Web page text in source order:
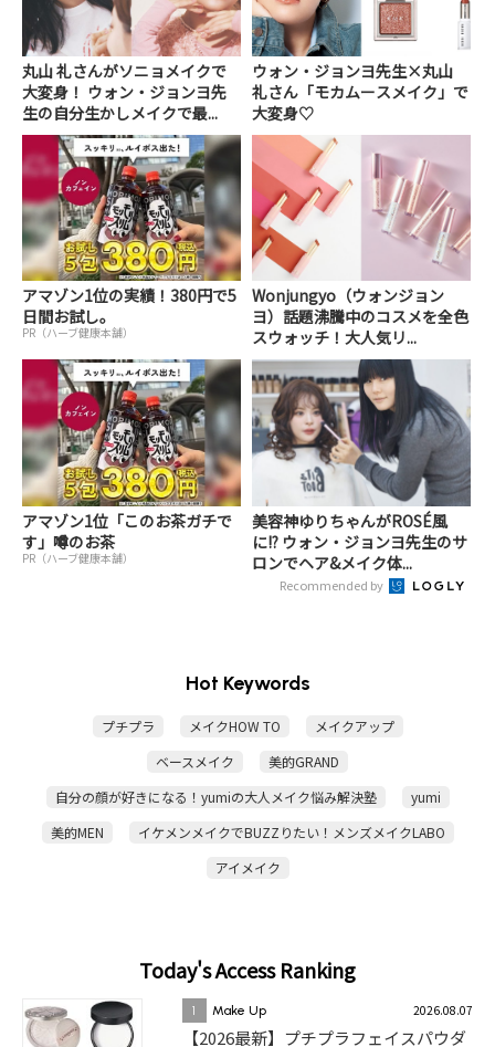
丸山 礼さんがソニョメイクで
大変身！ ウォン・ジョンヨ先
生の自分生かしメイクで最...
ウォン・ジョンヨ先生×丸山
礼さん「モカムースメイク」で
大変身♡
アマゾン1位の実績！380円で5
日間お試し。
PR（ハーブ健康本舗）
Wonjungyo（ウォンジョン
ヨ）話題沸騰中のコスメを全色
スウォッチ！大人気リ...
アマゾン1位「このお茶ガチで
す」噂のお茶
PR（ハーブ健康本舗）
美容神ゆりちゃんがROSÉ風
に!? ウォン・ジョンヨ先生のサ
ロンでヘア&メイク体...
Recommended by
Hot Keywords
プチプラ メイクHOW TO
メイクアップ
ベースメイク
美的GRAND
自分の顔が好きになる！yumiの大人メイク悩み解決塾
yumi
美的MEN
イケメンメイクでBUZZりたい！メンズメイクLABO
アイメイク
Today's Access Ranking
1 Make Up 2026.08.07
【2026最新】プチプラフェイスパウダ